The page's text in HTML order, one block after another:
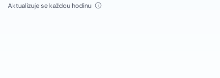
Aktualizuje se každou hodinu